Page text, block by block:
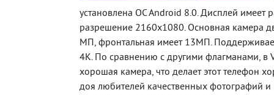
установлена OC Android 8.0. Дисплей
разрешение 2160х1080. Основная камера
МП, фронтальная имеет 13МП.
4K. По сравнению с другими флагманами, в
хорошая камера, что делает этот телефон
доя любителей качественных фотографий и